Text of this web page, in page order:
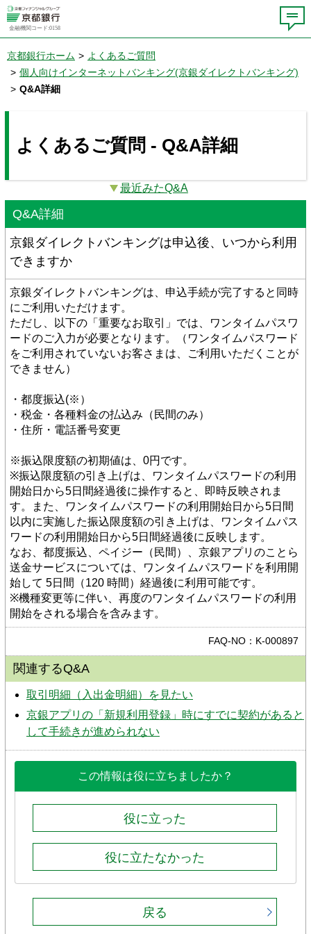
金融機関コード:0158
京都銀行ホーム > よくあるご質問
> 個人向けインターネットバンキング(京銀ダイレクトバンキング)
> Q&A詳細
よくあるご質問 - Q&A詳細
最近みたQ&A
Q&A詳細
京銀ダイレクトバンキングは申込後、いつから利用
できますか
京銀ダイレクトバンキングは、申込手続が完了すると同時
にご利用いただけます。
ただし、以下の「重要なお取引」では、ワンタイムパスワ
ードのご入力が必要となります。（ワンタイムパスワード
をご利用されていないお客さまは、ご利用いただくことが
できません）
・都度振込(※）
・税金・各種料金の払込み（民間のみ）
・住所・電話番号変更
※振込限度額の初期値は、0円です。
※振込限度額の引き上げは、ワンタイムパスワードの利用
開始日から5日間経過後に操作すると、即時反映されま
す。また、ワンタイムパスワードの利用開始日から5日間
以内に実施した振込限度額の引き上げは、ワンタイムパス
ワードの利用開始日から5日間経過後に反映します。
なお、都度振込、ペイジー（民間）、京銀アプリのことら
送金サービスについては、ワンタイムパスワードを利用開
始して 5日間（120 時間）経過後に利用可能です。
※機種変更等に伴い、再度のワンタイムパスワードの利用
開始をされる場合を含みます。
FAQ-NO：K-000897
関連するQ&A
取引明細（入出金明細）を見たい
京銀アプリの「新規利用登録」時にすでに契約があると
して手続きが進められない
この情報は役に立ちましたか？
役に立った
役に立たなかった
戻る